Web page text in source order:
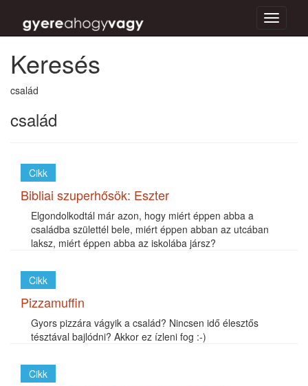
Toggle
Keresés
család
család
Cikk
Bibliai szuperhősök: Eszter
Elgondolkodtál már azon, hogy miért éppen abba a
családba születtél bele, miért éppen abban az utcában
laksz, miért éppen abba az iskolába jársz?
Cikk
Pizzamuffin
Gyors pizzára vágyik a család? Nincsen idő élesztős
tésztával bajlódni? Akkor ez ízleni fog :-)
Cikk